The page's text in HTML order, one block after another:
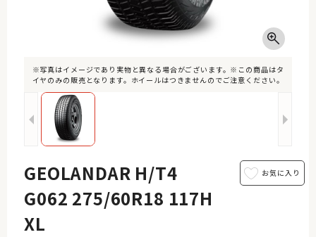
※写真はイメージであり実物と異なる場合がございます。※この商品はタ
イヤのみの販売となります。ホイールはつきませんのでご注意ください。
GEOLANDAR H/T4
G062 275/60R18 117H
XL